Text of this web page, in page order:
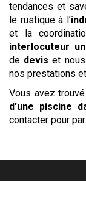
tendances et
le rustique à l’
et la
interlocuteur
de devis et
nos prestations
Vous avez
d'une piscine
contacter pour